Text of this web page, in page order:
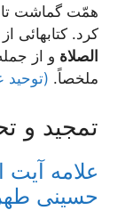
كرد. كتابهائى
الصلاة و از
ملخصاً. (توحید
تمجيد و
علامه
حسینی